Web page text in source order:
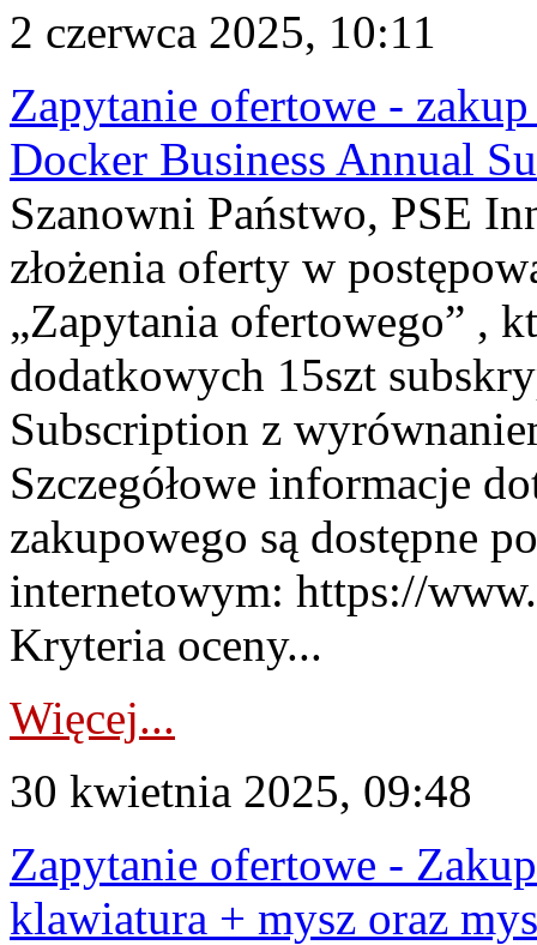
2 czerwca 2025, 10:11
Zapytanie ofertowe -
Docker Business Annual
Szanowni Państwo, PSE
złożenia oferty w
„Zapytania ofertowego” ,
dodatkowych 15szt
Subscription z
Szczegółowe informacje
zakupowego są dostępne
internetowym: https://
Kryteria oceny...
Więcej...
30 kwietnia 2025, 09:48
Zapytanie ofertowe -
klawiatura + mysz oraz